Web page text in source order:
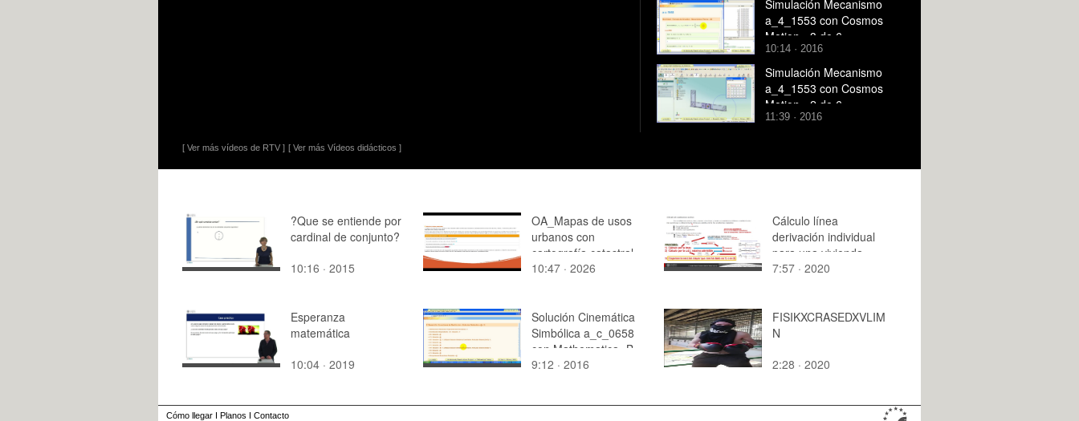
[ Ver más vídeos de RTV ] [ Ver más Vídeos didácticos ]
Simulación Mecanismo
a_4_1553 con Cosmos
Motion - 3 de 6
10:14 · 2016
Simulación Mecanismo
a_4_1553 con Cosmos
Motion - 2 de 6
11:39 · 2016
?Que se entiende por
cardinal de conjunto?
10:16 · 2015
OA_Mapas de usos
urbanos con
cartografía catastral
en QGIS
10:47 · 2026
Cálculo línea
derivación individual
para una vivienda
7:57 · 2020
Esperanza
matemática
10:04 · 2019
Solución Cinemática
Simbólica a_c_0658
con Mathematica -B-
05 de 13
9:12 · 2016
FISIKXCRASEDXVLIM
N
2:28 · 2020
Cómo llegar I Planos I Contacto